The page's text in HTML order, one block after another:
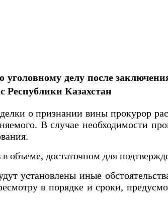
уголовному делу после
Казахстан
о признании вины прокурор
В случае необходимости
объеме, достаточном для
установлены иные
в порядке и сроки,